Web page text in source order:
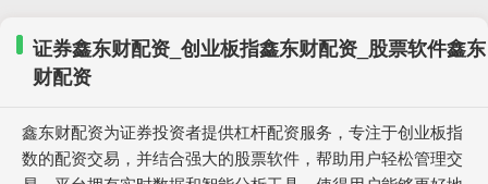
证券鑫东财配资_创业板指鑫东财配资_股票软件鑫东
财配资
鑫东财配资为证券投资者提供杠杆配资服务，专注于创业板指
数的配资交易，并结合强大的股票软件，帮助用户轻松管理交